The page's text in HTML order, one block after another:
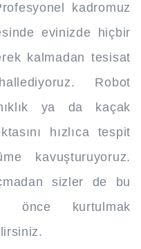
kadromuz
evinizde hiçbir
kalmadan tesisat
Robot
ya da kaçak
hızlıca tespit
kavuşturuyoruz.
sizler de bu
önce kurtulmak